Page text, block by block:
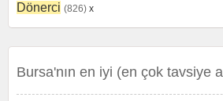
Dönerci (826) x
Bursa'nın en iyi (en çok tavsiye